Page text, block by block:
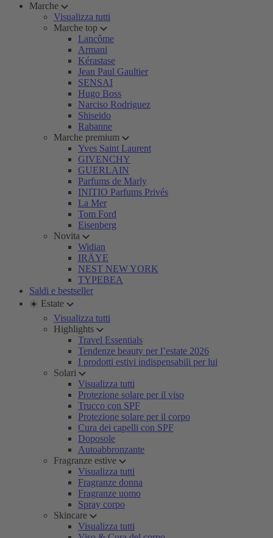
Marche
Visualizza tutti
Marche top
Lancôme
Armani
Kérastase
Jean Paul Gaultier
SENSAI
Hugo Boss
Narciso Rodriguez
Shiseido
Rabanne
Marche premium
Yves Saint Laurent
GIVENCHY
GUERLAIN
Parfums de Marly
INITIO Parfums Privés
La Mer
Tom Ford
Eisenberg
Novita
Widian
IRÄYE
NEST NEW YORK
TYPEBEA
Saldi e bestseller
☀️ Estate
Visualizza tutti
Highlights
Travel Essentials
Tendenze beauty per l’estate 2026
I prodotti estivi indispensabili per lui
Solari
Visualizza tutti
Protezione solare per il viso
Trucco con SPF
Protezione solare per il corpo
Cura dei capelli con SPF
Doposole
Autoabbronzante
Fragranze estive
Visualizza tutti
Fragranze donna
Fragranze uomo
Spray corpo
Skincare
Visualizza tutti